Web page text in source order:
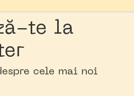
te la
cele mai noi